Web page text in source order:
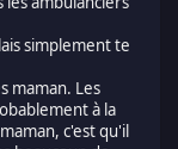
simplement te
maman. Les
à la
c'est qu'il